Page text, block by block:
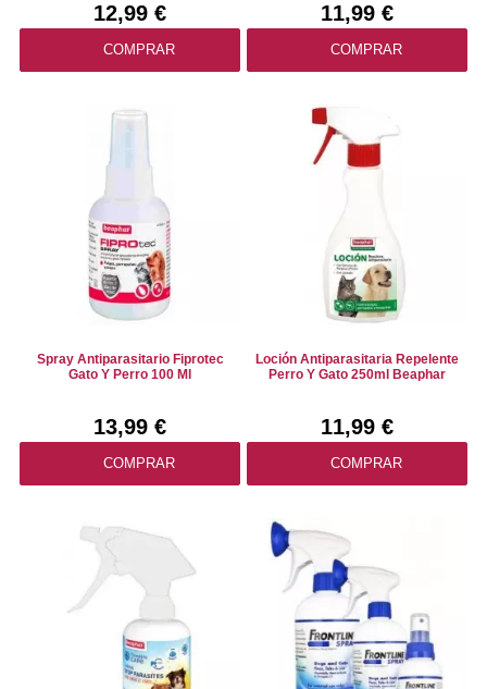
12,99 €
COMPRAR
11,99 €
COMPRAR
Spray Antiparasitario Fiprotec
Gato Y Perro 100 Ml
13,99 €
COMPRAR
Loción Antiparasitaria Repelente
Perro Y Gato 250ml Beaphar
11,99 €
COMPRAR